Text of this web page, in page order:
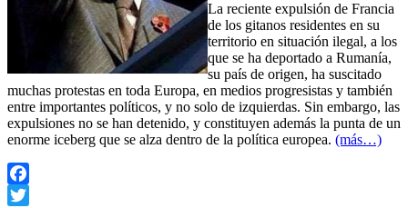
La reciente expulsión de Francia
de los gitanos residentes en su
territorio en situación ilegal, a los
que se ha deportado a Rumanía,
su país de origen, ha suscitado
muchas protestas en toda Europa, en medios progresistas y también
entre importantes políticos, y no solo de izquierdas. Sin embargo, las
expulsiones no se han detenido, y constituyen además la punta de un
enorme iceberg que se alza dentro de la política europea. (más…)
Facebook